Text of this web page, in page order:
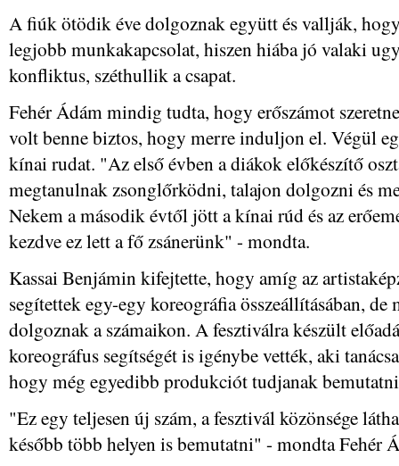
A fiúk ötödik éve dolgoznak együtt és vallják,
legjobb munkakapcsolat, hiszen hiába jó valaki
konfliktus, széthullik a csapat.
Fehér Ádám mindig tudta, hogy erőszámot
volt benne biztos, hogy merre induljon el. Végül
kínai rudat. "Az első évben a diákok előkészítő
megtanulnak zsonglőrködni, talajon dolgozni és
Nekem a második évtől jött a kínai rúd és az
kezdve ez lett a fő zsánerünk" - mondta.
Kassai Benjámin kifejtette, hogy amíg az
segítettek egy-egy koreográfia összeállításában,
dolgoznak a számaikon. A fesztiválra készült
koreográfus segítségét is igénybe vették, aki
hogy még egyedibb produkciót tudjanak
"Ez egy teljesen új szám, a fesztivál közönsége
később több helyen is bemutatni" - mondta Fehér